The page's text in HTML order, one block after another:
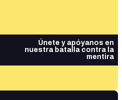
Únete y apóyanos en
nuestra batalla contra la
mentira